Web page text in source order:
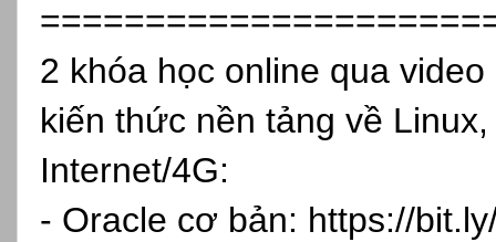
2 khóa học online qua
kiến thức nền tảng về
Internet/4G:
- Oracle cơ bản: https://